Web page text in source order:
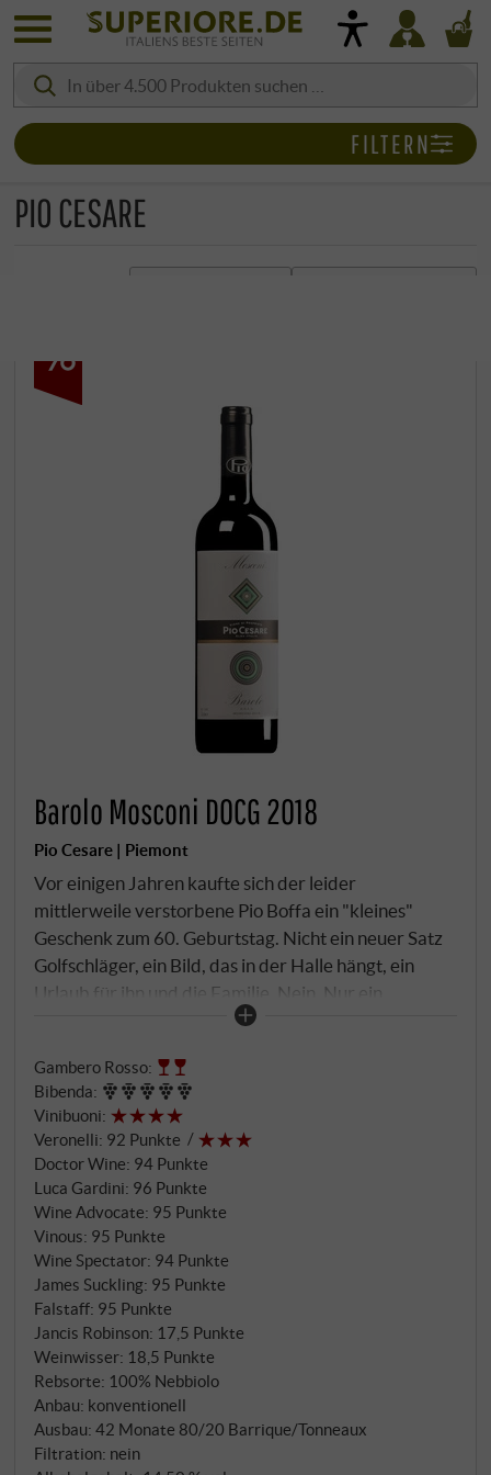
PIO CESARE
FILTERN
Barolo Mosconi DOCG 2018
Pio Cesare | Piemont
Vor einigen Jahren kaufte sich der leider
mittlerweile verstorbene Pio Boffa ein "kleines"
Geschenk zum 60. Geburtstag. Nicht ein neuer Satz
Golfschläger, ein Bild, das in der Halle hängt, ein
Urlaub für ihn und die Familie. Nein. Nur ein
Weinberg namens Mosconi in Monforte d'Alba, einer
Pio Cesare-Dynastie nie Fuß fassen konnten.
Ursprünglich sollten die Trauben des 10 ha großen
Weinbergs die Qualität seines klassischen Barolo
erhöhen, doch nach den ersten Fassproben war Pio
Boffa unmissverständlich klar, dass es sich hier um
ein mindestens ebenbürtiges - wenn auch stilistisch
anderes - Pendant zum bis dato unbestrittenen
Flaggschiff Ornato handeln würde.
Gambero Rosso:
Bibenda:
Vinibuoni:
Veronelli: 92 Punkte
Doctor Wine: 94 Punkte
Luca Gardini: 96 Punkte
Wine Advocate: 95 Punkte
Vinous: 95 Punkte
Wine Spectator: 94 Punkte
James Suckling: 95 Punkte
Falstaff: 95 Punkte
Jancis Robinson: 17,5 Punkte
Weinwisser: 18,5 Punkte
Rebsorte: 100% Nebbiolo
Anbau: konventionell
Ausbau: 42 Monate 80/20 Barrique/Tonneaux
Filtration: nein